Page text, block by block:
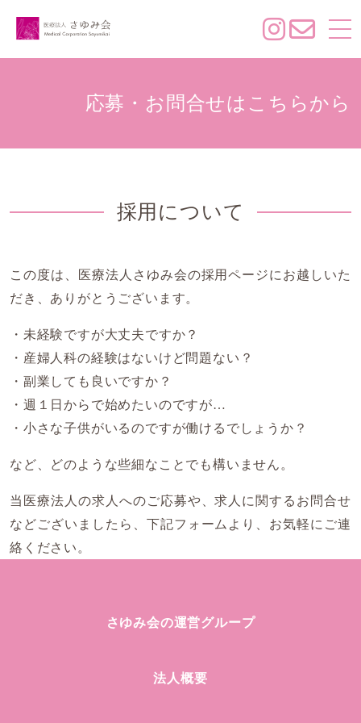
応募・お問合せはこちらから
採用について
この度は、医療法人さゆみ会の採用ページにお越しいた
だき、ありがとうございます。
・未経験ですが大丈夫ですか？
・産婦人科の経験はないけど問題ない？
・副業しても良いですか？
・週１日からで始めたいのですが…
・小さな子供がいるのですが働けるでしょうか？
など、どのような些細なことでも構いません。
当医療法人の求人へのご応募や、求人に関するお問合せ
などございましたら、下記フォームより、お気軽にご連
絡ください。
さゆみ会の運営グループ
法人概要